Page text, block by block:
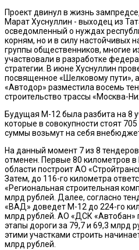
Проект двинул в жизнь
Марат Хуснуллин - выходец из
осведомленный о нуждах
корням, но и в силу настойчивых
группы общественников, многие
участвовали в разработке
стратегии. В июне Хуснуллин
посвященное «Шелковому пути»,
«Автодор» разместила восемь
строительство трассы «Москва-
Будущая М-12 была разбита на 8
которые в совокупности стоят
суммы возьмут на себя
На данный момент 7 из 8
отменен. Первые 80 километров
области построит АО
Затем, до 116-го километра
«Региональная строительная
млрд рублей. Далее, согласно
«ВАД» доведет М-12 до 224-го
млрд рублей. АО «ДСК «Автобан»
этапы дороги за 79,7 и 69,3 млрд
этими участками строить
млрд рублей.